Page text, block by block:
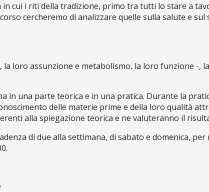
cui i riti della tradizione, primo tra tutti lo stare a
cercheremo di analizzare quelle sulla salute e sul
loro assunzione e metabolismo, la loro funzione -,
in una parte teorica e in una pratica. Durante la
delle materie prime e della loro qualità
alla spiegazione teorica e ne valuteranno il
di due alla settimana, di sabato e domenica,